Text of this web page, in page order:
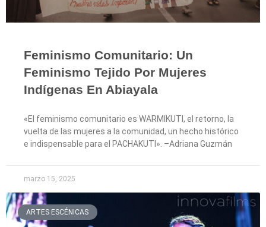
Feminismo Comunitario: Un
Feminismo Tejido Por Mujeres
Indígenas En Abiayala
«El feminismo comunitario es WARMIKUTI, el retorno, la
vuelta de las mujeres a la comunidad, un hecho histórico
e indispensable para el PACHAKUTI». ­–Adriana Guzmán
marzo 15, 2025
ARTES ESCÉNICAS